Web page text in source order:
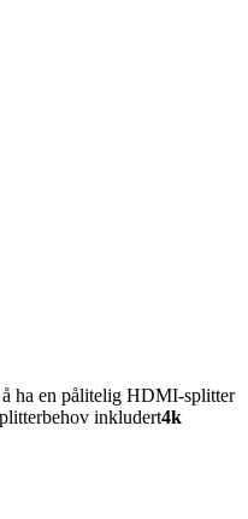
ha en pålitelig HDMI-splitter
inkludert4k